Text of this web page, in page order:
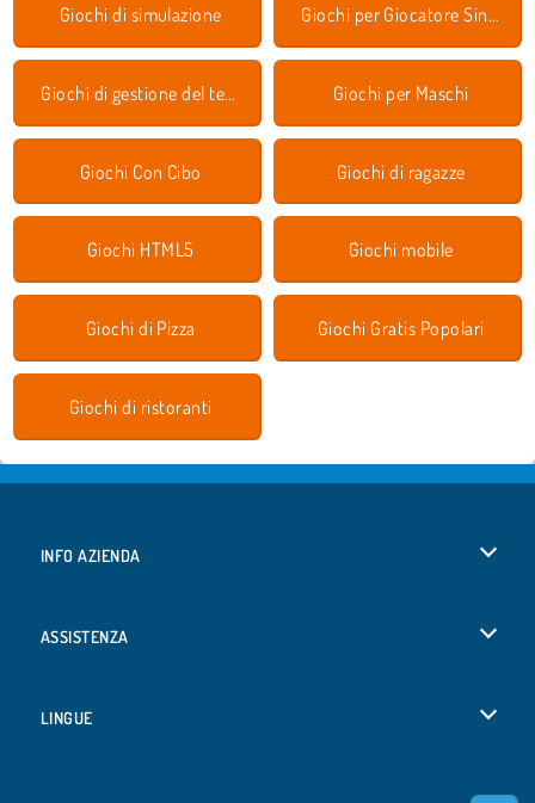
Giochi di simulazione Giochi per Giocatore Singolo
Giochi di gestione del tempo Giochi per Maschi
Giochi Con Cibo Giochi di ragazze
Giochi HTML5 Giochi mobile
Giochi di Pizza Giochi Gratis Popolari
Giochi di ristoranti
INFO AZIENDA
ASSISTENZA
LINGUE